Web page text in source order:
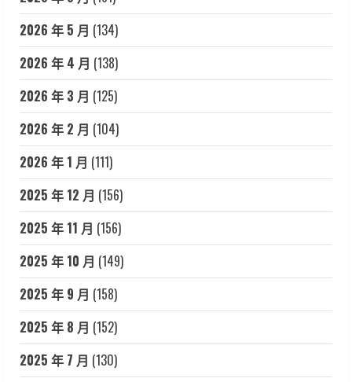
2026 年 5 月 (134)
2026 年 4 月 (138)
2026 年 3 月 (125)
2026 年 2 月 (104)
2026 年 1 月 (111)
2025 年 12 月 (156)
2025 年 11 月 (156)
2025 年 10 月 (149)
2025 年 9 月 (158)
2025 年 8 月 (152)
2025 年 7 月 (130)